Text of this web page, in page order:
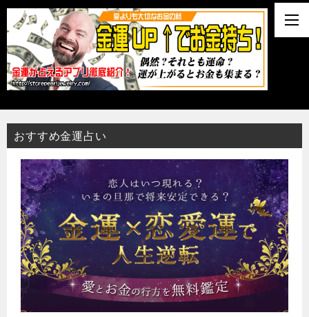
おすすめ金運占い